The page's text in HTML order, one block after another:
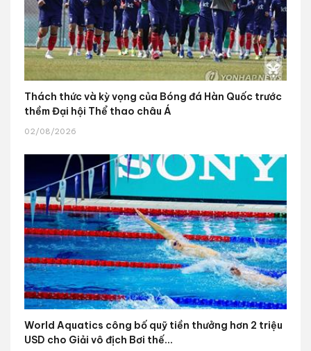
Thách thức và kỳ vọng của Bóng đá Hàn Quốc trước
thềm Đại hội Thể thao châu Á
02/08/2026
World Aquatics công bố quỹ tiền thưởng hơn 2 triệu
USD cho Giải vô địch Bơi thế...